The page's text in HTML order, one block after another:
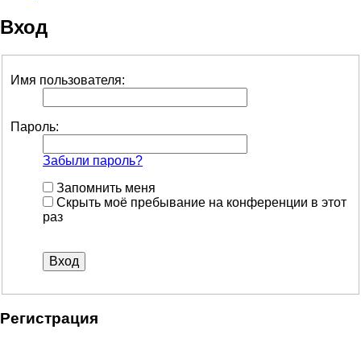
Вход
Имя пользователя:
Пароль:
Забыли пароль?
Запомнить меня
Скрыть моё пребывание на конференции в этот
раз
Регистрация